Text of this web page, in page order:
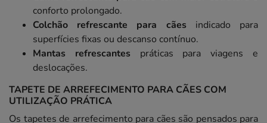
conforto prolongado.
Colchão refrescante para cães indicado para
superfícies fixas ou descanso contínuo.
Mantas refrescantes práticas para viagens e
deslocações.
TAPETE DE ARREFECIMENTO PARA CÃES COM
UTILIZAÇÃO PRÁTICA
Os tapetes de arrefecimento para cães são pensados para